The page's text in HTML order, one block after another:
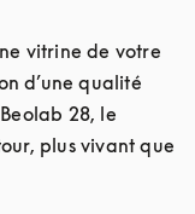
vitrine de votre
d’une qualité
28, le
plus vivant que